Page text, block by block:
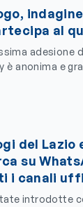
al
adesione
è anonima e
del Lazio
su
i canali
introdotte